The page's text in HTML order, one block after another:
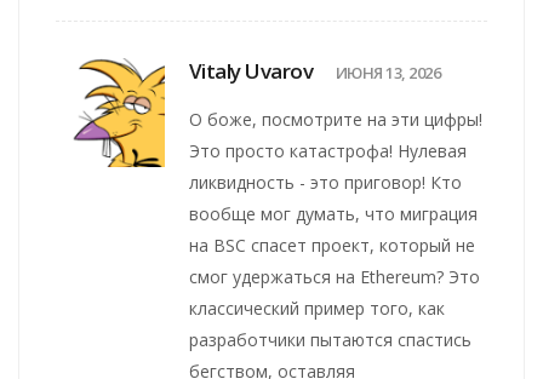
Vitaly Uvarov ИЮНЯ 13, 2026
О боже, посмотрите на эти цифры!
Это просто катастрофа! Нулевая
ликвидность - это приговор! Кто
вообще мог думать, что миграция
на BSC спасет проект, который не
смог удержаться на Ethereum? Это
классический пример того, как
разработчики пытаются спастись
бегством, оставляя